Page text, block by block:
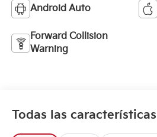
Android Auto
Forward Collision
Warning
Todas las características